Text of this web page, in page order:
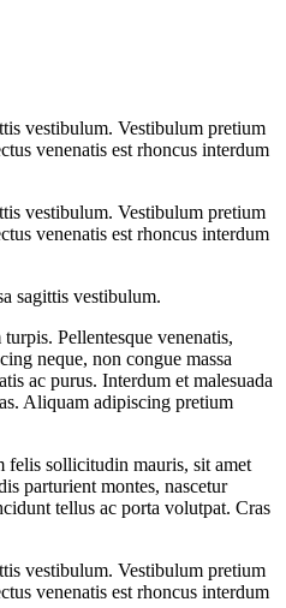
vestibulum. Vestibulum pretium
venenatis est rhoncus interdum
vestibulum. Vestibulum pretium
venenatis est rhoncus interdum
sagittis vestibulum.
Pellentesque venenatis,
neque, non congue massa
ac purus. Interdum et malesuada
Aliquam adipiscing pretium
felis sollicitudin mauris, sit amet
parturient montes, nascetur
tellus ac porta volutpat. Cras
vestibulum. Vestibulum pretium
venenatis est rhoncus interdum